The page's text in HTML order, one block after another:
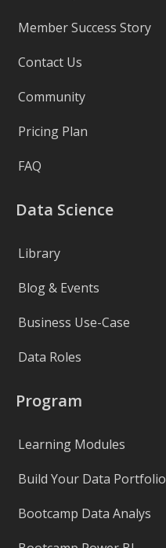
Member Success Story
Contact Us
Community
Pricing Plan
FAQ
Data Science
Library
Blog & Events
Business Use-Case
Data Roles
Program
Learning Modules
Build Your Data Portfolio
Bootcamp Data Analys